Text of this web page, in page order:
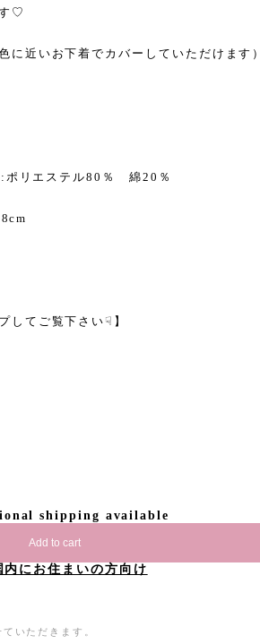
♡
に近いお下着でカバーしていただけます）
リエステル80％ 綿20％
してご覧下さい☟】
shipping available
Add to cart
内にお住まいの方向け
いただきます。